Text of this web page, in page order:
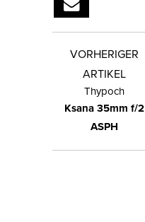
VORHERIGER
ARTIKEL
Thypoch
Ksana 35mm f/2
ASPH